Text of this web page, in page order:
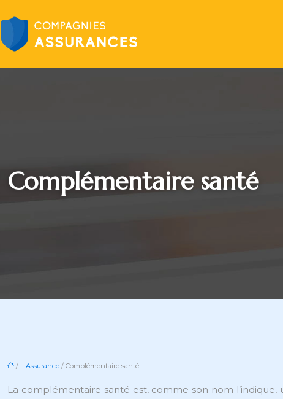
Complémentaire santé
/ L'Assurance / Complémentaire santé
La complémentaire santé est, comme son nom